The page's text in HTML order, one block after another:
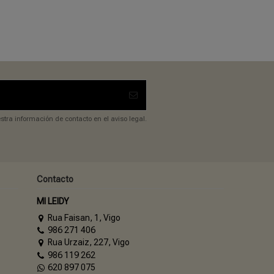
información de contacto en el aviso legal.
Contacto
MI LEIDY
Rua Faisan, 1, Vigo
986 271 406
Rua Urzaiz, 227, Vigo
986 119 262
620 897 075